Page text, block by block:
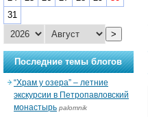
31
>
Последние темы блогов
“Храм у озера” – летние
экскурсии в Петропавловский
монастырь palomnik